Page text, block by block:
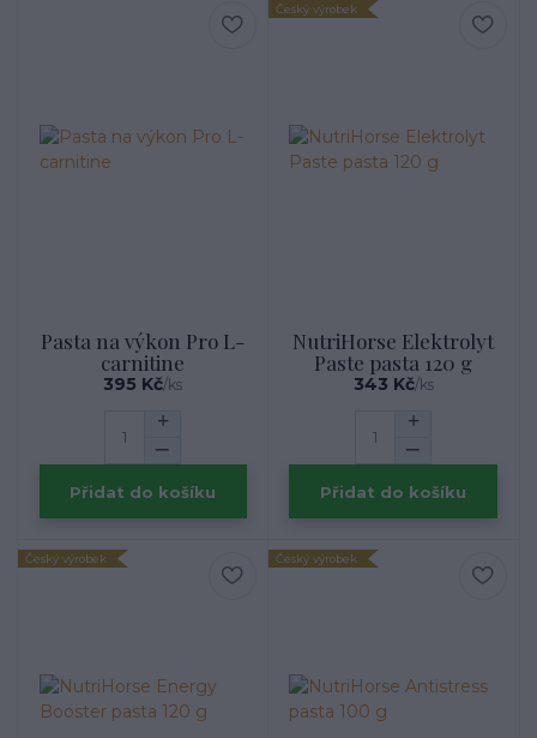
Pasta na výkon Pro L-
carnitine
395 Kč/ks
Přidat do košíku
Český výrobek
NutriHorse Elektrolyt
Paste pasta 120 g
343 Kč/ks
Přidat do košíku
Český výrobek Český výrobek